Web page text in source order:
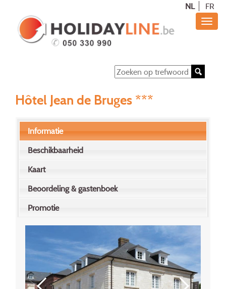
NL FR
Hôtel Jean de Bruges ***
Informatie
Beschikbaarheid
Kaart
Beoordeling & gastenboek
Promotie